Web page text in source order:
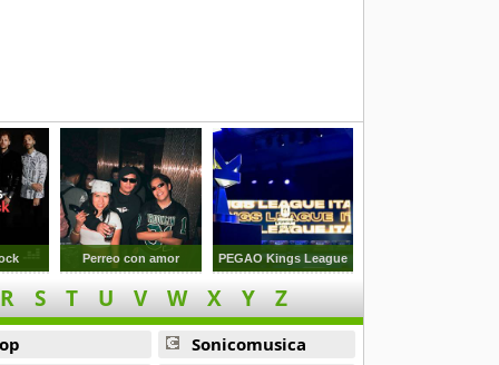
Perreo con amor PEGAO Kings League
R S T U V W X Y Z
Sonicomusica